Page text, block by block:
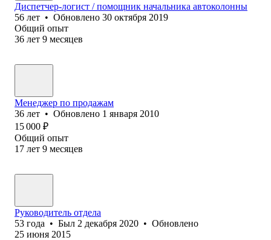
Диспетчер-логист / помощник начальника автоколонны
56 лет • Обновлено 30 октября 2019
Общий опыт
36 лет 9 месяцев
Менеджер по продажам
36 лет • Обновлено 1 января 2010
15 000 ₽
Общий опыт
17 лет 9 месяцев
Руководитель отдела
53 года • Был 2 декабря 2020 • Обновлено
25 июня 2015